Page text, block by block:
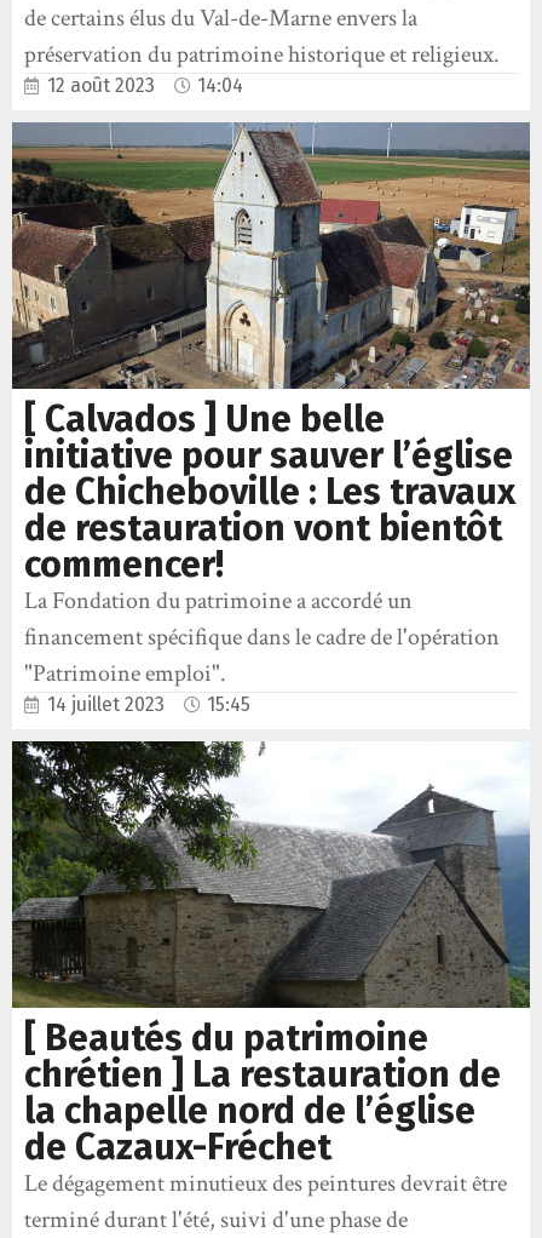
de certains élus du Val-de-Marne envers la
préservation du patrimoine historique et religieux.
12 août 2023 14:04
[ Calvados ] Une belle
initiative pour sauver l’église
de Chicheboville : Les travaux
de restauration vont bientôt
commencer!
La Fondation du patrimoine a accordé un
financement spécifique dans le cadre de l'opération
"Patrimoine emploi".
14 juillet 2023 15:45
[ Beautés du patrimoine
chrétien ] La restauration de
la chapelle nord de l’église
de Cazaux-Fréchet
Le dégagement minutieux des peintures devrait être
terminé durant l'été, suivi d'une phase de